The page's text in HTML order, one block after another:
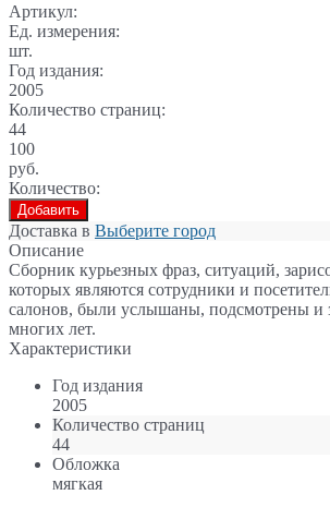
Артикул:
Ед. измерения:
шт.
Год издания:
2005
Количество страниц:
44
100
руб.
Количество:
Добавить
Доставка в Выберите город
Описание
Сборник курьезных фраз, ситуаций,
которых являются сотрудники и
салонов, были услышаны, подсмотрены и
многих лет.
Характеристики
Год издания
2005
Количество страниц
44
Обложка
мягкая